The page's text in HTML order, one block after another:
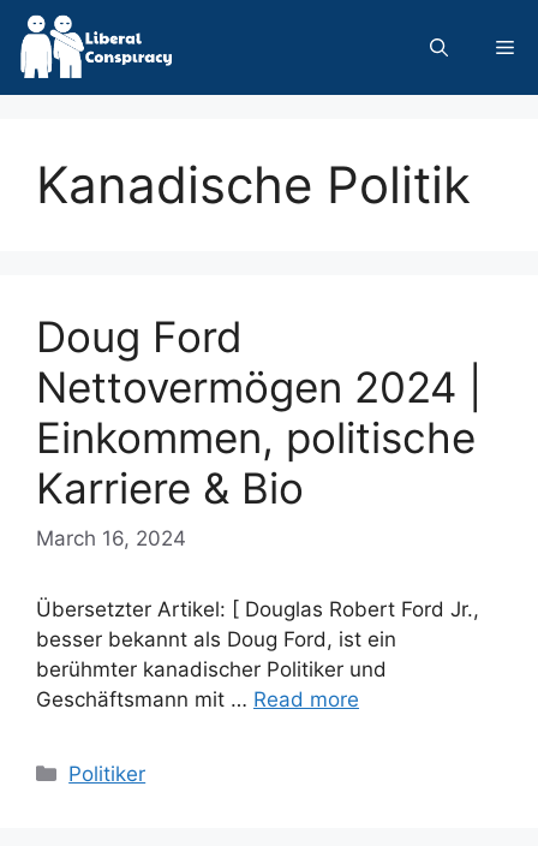
Skip
content
Kanadische Politik
Doug Ford
Nettovermögen 2024 |
Einkommen, politische
Karriere & Bio
March 16, 2024
Übersetzter Artikel: [ Douglas Robert Ford Jr.,
besser bekannt als Doug Ford, ist ein
berühmter kanadischer Politiker und
Geschäftsmann mit … Read more
Categories
Politiker